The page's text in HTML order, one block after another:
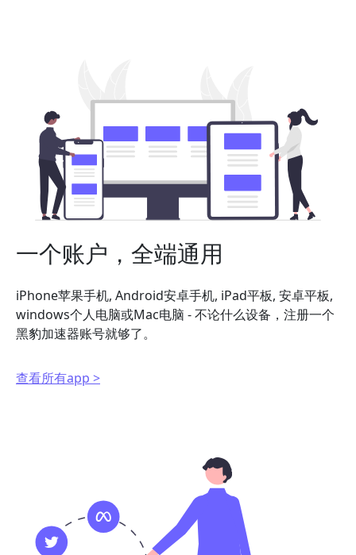
一个账户，全端通用
iPhone苹果手机, Android安卓手机, iPad平板, 安卓平板,
windows个人电脑或Mac电脑 - 不论什么设备，注册一个
黑豹加速器账号就够了。
查看所有app >